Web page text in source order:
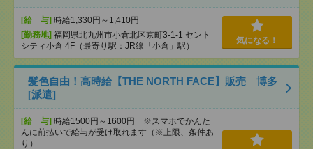
[給 与] 時給1,330円～1,410円
[勤務地] 福岡県北九州市小倉北区京町3-1-1 セント
シティ小倉 4F（最寄り駅：JR線「小倉」駅）
気になる！
髪色自由！高時給【THE NORTH FACE】販売 博多
[派遣]
[給 与] 時給1500円～1600円 ※スマホでかんた
んに前払いで給与が受け取れます（※上限、条件あ
り）